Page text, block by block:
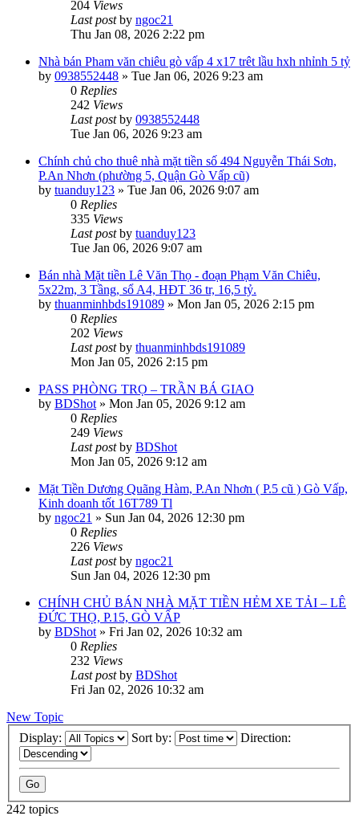
204 Views
Last postby ngoc21
Thu Jan 08, 2026 2:22 pm
Nhà bán Pham văn chiêu gò vấp 4 x17 trêt lầu hxh nhỉnh 5 tỷ
by 0938552448 » Tue Jan 06, 2026 9:23 am
0 Replies
242 Views
Last postby 0938552448
Tue Jan 06, 2026 9:23 am
Chính chủ cho thuê nhà mặt tiền số 494 Nguyễn Thái Sơn,
P.An Nhơn (phường 5, Quận Gò Vấp cũ)
by tuanduy123 » Tue Jan 06, 2026 9:07 am
0 Replies
335 Views
Last postby tuanduy123
Tue Jan 06, 2026 9:07 am
Bán nhà Mặt tiền Lê Văn Thọ - đoạn Phạm Văn Chiêu,
5x22m, 3 Tầng, sổ A4, HĐT 36 tr, 16,5 tỷ.
by thuanminhbds191089 » Mon Jan 05, 2026 2:15 pm
0 Replies
202 Views
Last postby thuanminhbds191089
Mon Jan 05, 2026 2:15 pm
PASS PHÒNG TRỌ – TRẦN BÁ GIAO
by BDShot » Mon Jan 05, 2026 9:12 am
0 Replies
249 Views
Last postby BDShot
Mon Jan 05, 2026 9:12 am
Mặt Tiền Dương Quãng Hàm, P.An Nhơn ( P.5 cũ ) Gò Vấp,
Kinh doanh tốt 16T789 Tl
by ngoc21 » Sun Jan 04, 2026 12:30 pm
0 Replies
226 Views
Last postby ngoc21
Sun Jan 04, 2026 12:30 pm
CHÍNH CHỦ BÁN NHÀ MẶT TIỀN HẺM XE TẢI – LÊ
ĐỨC THỌ, P.15, GÒ VẤP
by BDShot » Fri Jan 02, 2026 10:32 am
0 Replies
232 Views
Last postby BDShot
Fri Jan 02, 2026 10:32 am
New Topic
Display:
Sort by: Direction:
242 topics